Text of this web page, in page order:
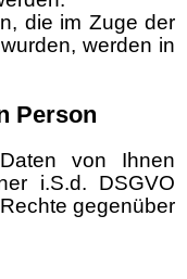
die im Zuge der
werden in
Person
von Ihnen
i.S.d. DSGVO
gegenüber